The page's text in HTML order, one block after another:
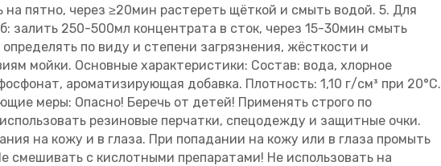
на пятно, через ≥20мин растереть щёткой и смыть водой. 5. Для
залить 250-500мл концентрата в сток, через 15-30мин смыть
по виду и степени загрязнения, жёсткости и
мойки. Основные характеристики: Состав: вода, хлорное
ароматизирующая добавка. Плотность: 1,10 г/см³ при 20°С.
меры: Опасно! Беречь от детей! Применять строго по
резиновые перчатки, спецодежду и защитные очки.
на кожу и в глаза. При попадании на кожу или в глаза промыть
смешивать с кислотными препаратами! Не использовать на